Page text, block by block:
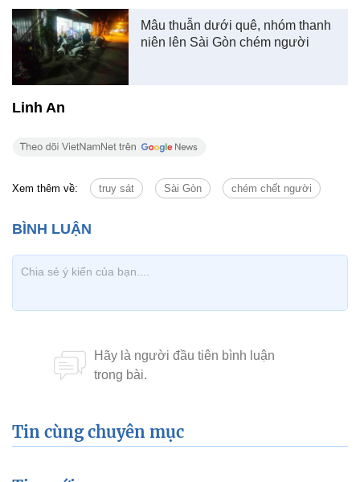
Mâu thuẫn dưới quê, nhóm thanh
niên lên Sài Gòn chém người
Linh An
Xem thêm về: truy sát Sài Gòn chém chết người
Tin cùng chuyên mục